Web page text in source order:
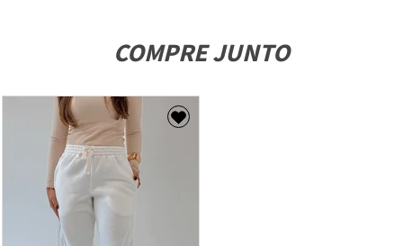
COMPRE JUNTO